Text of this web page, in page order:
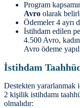
Program
Avro olarak
Ödemeler 4 ayrı
İstihdam edilen
4.500 Avro,
Avro ödeme
İstihdam
Destekten yararlanmak
2 kişilik istihdamı
olmalıdır: